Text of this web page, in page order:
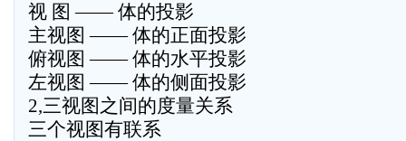
视 图 —— 体的投影
主视图 —— 体的正面投影
俯视图 —— 体的水平投影
左视图 —— 体的侧面投影
2,三视图之间的度量关系
三个视图有联系